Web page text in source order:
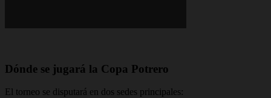
Dónde se jugará la Copa Potrero
El torneo se disputará en dos sedes principales: